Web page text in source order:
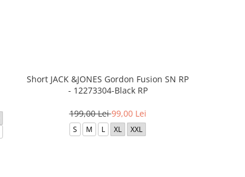
Short JACK &JONES Gordon Fusion SN RP
- 12273304-Black RP
199,00 Lei99,00 Lei
S M L XL XXL